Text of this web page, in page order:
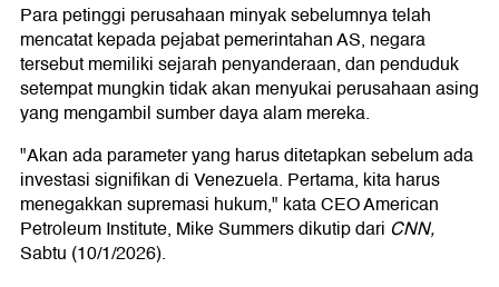
Para petinggi perusahaan minyak sebelumnya telah
mencatat kepada pejabat pemerintahan AS, negara
tersebut memiliki sejarah penyanderaan, dan penduduk
setempat mungkin tidak akan menyukai perusahaan asing
yang mengambil sumber daya alam mereka.
"Akan ada parameter yang harus ditetapkan sebelum ada
investasi signifikan di Venezuela. Pertama, kita harus
menegakkan supremasi hukum," kata CEO American
Petroleum Institute, Mike Summers dikutip dari CNN,
Sabtu (10/1/2026).